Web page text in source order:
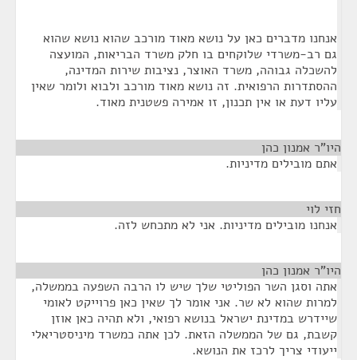
אנחנו מדברים כאן על נושא מאוד מורכב שהוא נושא שהוא
גם רב-משרדי שלוקחים בו חלק משרד הבריאות, המועצה
להשכלה גבוהה, משרד האוצר, נציבות שירות המדינה,
ההסתדרות הרפואית. זה נושא מאוד מורכב ולבוא ולומר שאין
עליו דעת או אין תכנון, זו אמירה פשטנית מאוד.
היו"ר אמנון כהן
אתם מובילים מדיניות.
חזי לוי
אנחנו מובילים מדיניות. אני לא מתכחש לזה.
היו"ר אמנון כהן
אתה וסגן השר הפוליטי שלך שיש לו הרבה השפעה בממשלה,
למרות שהוא לא שר. אני אומר לך שאין כאן פרוייקט לאומי
שיידרש במדינת ישראל בנושא רפואי, ולא תהיה כאן אוזן
קשבת, גם של הממשלה הזאת. לכן אתה כמשרד מיניסטריאלי
ייעודי צריך לרכז את הנושא.